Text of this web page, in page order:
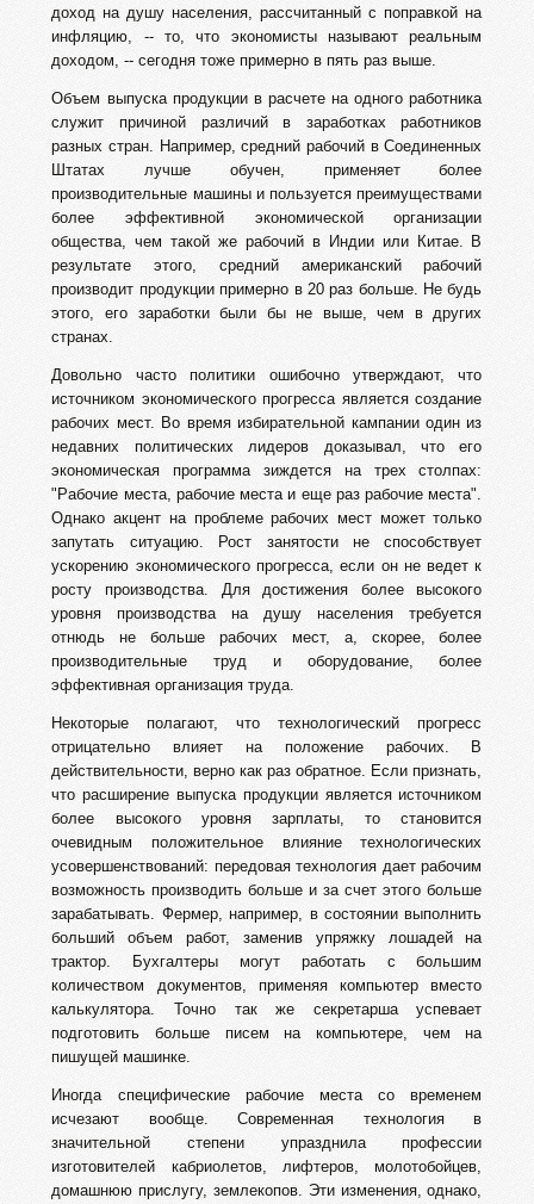
доход на душу населения, рассчитанный с поправкой на
инфляцию, -- то, что экономисты называют реальным
доходом, -- сегодня тоже примерно в пять раз выше.
Объем выпуска продукции в расчете на одного работника
служит причиной различий в заработках работников
разных стран. Например, средний рабочий в Соединенных
Штатах лучше обучен, применяет более
производительные машины и пользуется преимуществами
более эффективной экономической организации
общества, чем такой же рабочий в Индии или Китае. В
результате этого, средний американский рабочий
производит продукции примерно в 20 раз больше. Не будь
этого, его заработки были бы не выше, чем в других
странах.
Довольно часто политики ошибочно утверждают, что
источником экономического прогресса является создание
рабочих мест. Во время избирательной кампании один из
недавних политических лидеров доказывал, что его
экономическая программа зиждется на трех столпах:
"Рабочие места, рабочие места и еще раз рабочие места".
Однако акцент на проблеме рабочих мест может только
запутать ситуацию. Рост занятости не способствует
ускорению экономического прогресса, если он не ведет к
росту производства. Для достижения более высокого
уровня производства на душу населения требуется
отнюдь не больше рабочих мест, а, скорее, более
производительные труд и оборудование, более
эффективная организация труда.
Некоторые полагают, что технологический прогресс
отрицательно влияет на положение рабочих. В
действительности, верно как раз обратное. Если признать,
что расширение выпуска продукции является источником
более высокого уровня зарплаты, то становится
очевидным положительное влияние технологических
усовершенствований: передовая технология дает рабочим
возможность производить больше и за счет этого больше
зарабатывать. Фермер, например, в состоянии выполнить
больший объем работ, заменив упряжку лошадей на
трактор. Бухгалтеры могут работать с большим
количеством документов, применяя компьютер вместо
калькулятора. Точно так же секретарша успевает
подготовить больше писем на компьютере, чем на
пишущей машинке.
Иногда специфические рабочие места со временем
исчезают вообще. Современная технология в
значительной степени упразднила профессии
изготовителей кабриолетов, лифтеров, молотобойцев,
домашнюю прислугу, землекопов. Эти изменения, однако,